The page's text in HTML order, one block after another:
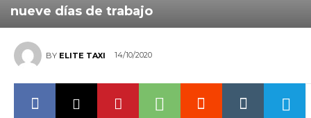
nueve días de trabajo
BY ELITE TAXI 14/10/2020